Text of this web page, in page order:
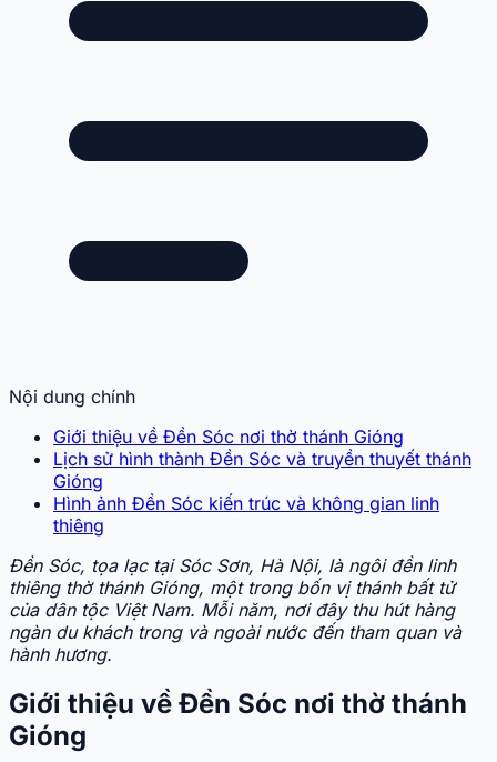
Nội dung chính
Giới thiệu về Đền Sóc nơi thờ thánh Gióng
Lịch sử hình thành Đền Sóc và truyền thuyết thánh
Gióng
Hình ảnh Đền Sóc kiến trúc và không gian linh
thiêng
Đền Sóc, tọa lạc tại Sóc Sơn, Hà Nội, là ngôi đền linh
thiêng thờ thánh Gióng, một trong bốn vị thánh bất tử
của dân tộc Việt Nam. Mỗi năm, nơi đây thu hút hàng
ngàn du khách trong và ngoài nước đến tham quan và
hành hương.
Giới thiệu về Đền Sóc nơi thờ thánh
Gióng